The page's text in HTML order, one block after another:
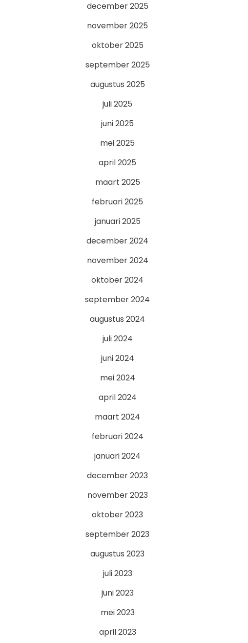
december 2025
november 2025
oktober 2025
september 2025
augustus 2025
juli 2025
juni 2025
mei 2025
april 2025
maart 2025
februari 2025
januari 2025
december 2024
november 2024
oktober 2024
september 2024
augustus 2024
juli 2024
juni 2024
mei 2024
april 2024
maart 2024
februari 2024
januari 2024
december 2023
november 2023
oktober 2023
september 2023
augustus 2023
juli 2023
juni 2023
mei 2023
april 2023